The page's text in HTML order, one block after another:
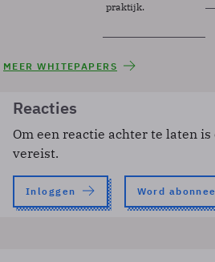
praktijk.
MEER WHITEPAPERS
Reacties
Om een reactie achter te laten is
vereist.
Inloggen Word abonnee